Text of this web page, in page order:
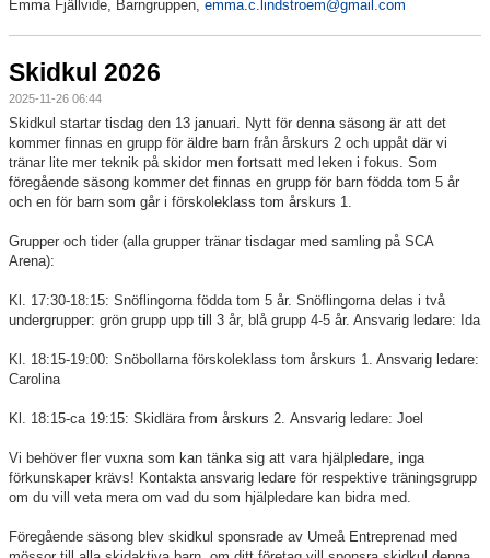
Emma Fjällvide, Barngruppen, emma.c.lindstroem@gmail.com
Skidkul 2026
2025-11-26 06:44
Skidkul startar tisdag den 13 januari. Nytt för denna säsong är att det
kommer finnas en grupp för äldre barn från årskurs 2 och uppåt där vi
tränar lite mer teknik på skidor men fortsatt med leken i fokus. Som
föregående säsong kommer det finnas en grupp för barn födda tom 5 år
och en för barn som går i förskoleklass tom årskurs 1.
Grupper och tider (alla grupper tränar tisdagar med samling på SCA
Arena):
Kl. 17:30-18:15: Snöflingorna födda tom 5 år. Snöflingorna delas i två
undergrupper: grön grupp upp till 3 år, blå grupp 4-5 år. Ansvarig ledare: Ida
Kl. 18:15-19:00: Snöbollarna förskoleklass tom årskurs 1. Ansvarig ledare:
Carolina
Kl. 18:15-ca 19:15: Skidlära from årskurs 2. Ansvarig ledare: Joel
Vi behöver fler vuxna som kan tänka sig att vara hjälpledare, inga
förkunskaper krävs! Kontakta ansvarig ledare för respektive träningsgrupp
om du vill veta mera om vad du som hjälpledare kan bidra med.
Föregående säsong blev skidkul sponsrade av Umeå Entreprenad med